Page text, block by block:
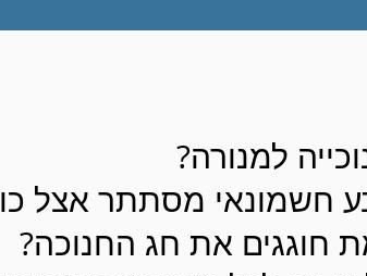
למנורה?
חשמונאי מסתתר אצל
חוגגים את חג החנוכה?